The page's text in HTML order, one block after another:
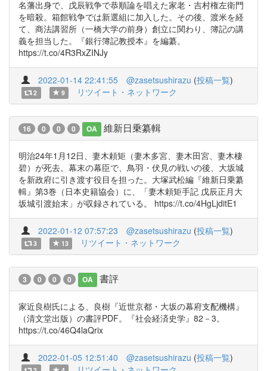
名藩出身で、戊辰戦争で恭順論を唱えた家老・吉村権左衛門
を暗殺。箱館戦争では新選組に加入した。その後、渡米を経
て、商法講習所（一橋大学の前身）創立に関わり、簿記の講
義を担当した。『銀行簿記教授本』を編纂。
https://t.co/4R3RxZINJy
2022-01-14 22:41:55 @zasetsushirazu (投稿一覧)
2 9 リツイート・ネットワーク
16 0 0 0 OA 維新日乗纂輯
明治24年1月12日、妻木頼矩（妻木多宮、妻木田宮、妻木棲
碧）が死去。幕末の幕臣で、鳥羽・伏見の戦いの後、大坂城
を新政府に引き渡す役目を担った。大塚武松編『維新日乗纂
輯』第3巻（日本史籍協会）に、「妻木頼矩手記 戊辰正月大
坂城引渡始末」が収録されている。 https://t.co/4HgLjditE1
2022-01-12 07:57:23 @zasetsushirazu (投稿一覧)
3 13 リツイート・ネットワーク
3 0 0 0 OA 書評
家近良樹氏による、良樹『近世京都・大坂の幕府支配機構』
（清文堂出版）の書評PDF。『社会経済史学』82－3。
https://t.co/46Q4laQrix
2022-01-05 12:51:40 @zasetsushirazu (投稿一覧)